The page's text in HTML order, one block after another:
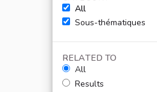
All
Sous-thématiques
RELATED TO
All
Results